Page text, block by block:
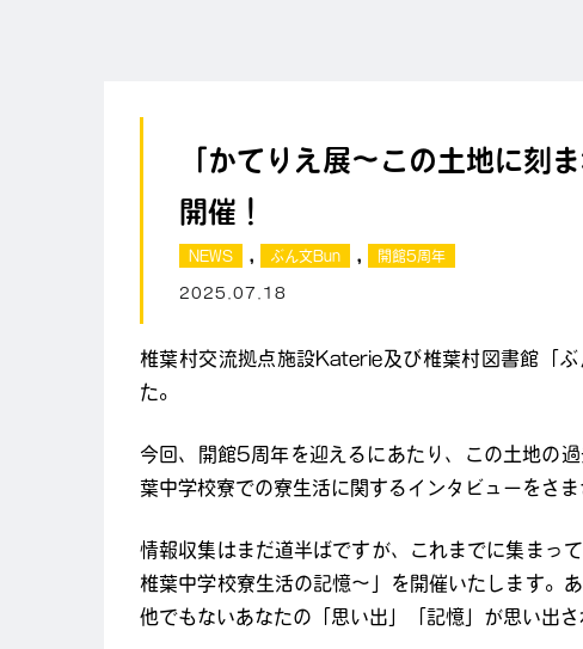
「かてりえ展～この土地に刻
開催！
NEWS , ぶん文Bun , 開館5周年
2025.07.18
椎葉村交流拠点施設Katerie及び椎葉村図書館「
た。
今回、開館5周年を迎えるにあたり、この土地の
葉中学校寮での寮生活に関するインタビューをさま
情報収集はまだ道半ばですが、これまでに集まっ
椎葉中学校寮生活の記憶～」を開催いたします。
他でもないあなたの「思い出」「記憶」が思い出さ